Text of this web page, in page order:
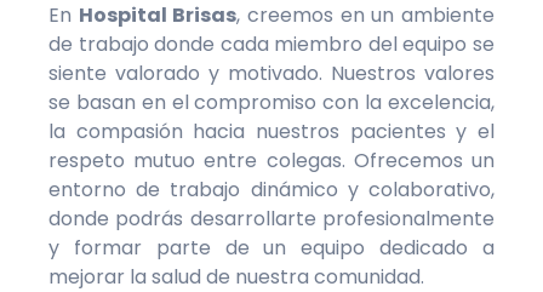
En Hospital Brisas, creemos en un ambiente
de trabajo donde cada miembro del equipo se
siente valorado y motivado. Nuestros valores
se basan en el compromiso con la excelencia,
la compasión hacia nuestros pacientes y el
respeto mutuo entre colegas. Ofrecemos un
entorno de trabajo dinámico y colaborativo,
donde podrás desarrollarte profesionalmente
y formar parte de un equipo dedicado a
mejorar la salud de nuestra comunidad.